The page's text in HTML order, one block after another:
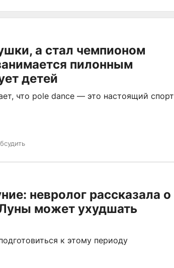
а стал чемпионом
пилонным
детей
что pole dance — это настоящий спорт
невролог рассказала о
может ухудшать
к этому периоду